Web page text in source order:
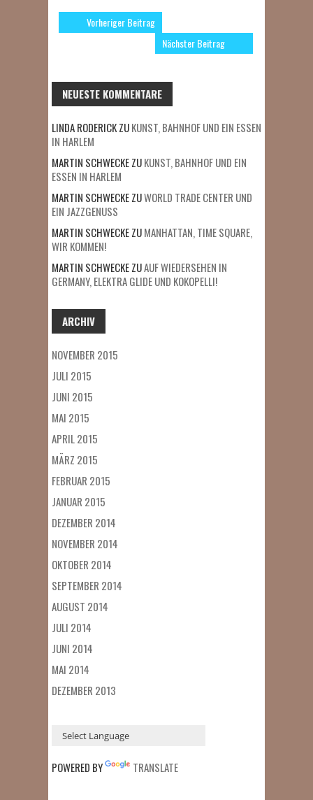
Vorheriger Beitrag
Nächster Beitrag
NEUESTE KOMMENTARE
LINDA RODERICKZUKUNST, BAHNHOF UND EIN ESSEN
IN HARLEM
MARTIN SCHWECKEZUKUNST, BAHNHOF UND EIN
ESSEN IN HARLEM
MARTIN SCHWECKEZUWORLD TRADE CENTER UND
EIN JAZZGENUSS
MARTIN SCHWECKEZUMANHATTAN, TIME SQUARE,
WIR KOMMEN!
MARTIN SCHWECKEZUAUF WIEDERSEHEN IN
GERMANY, ELEKTRA GLIDE UND KOKOPELLI!
ARCHIV
NOVEMBER 2015
JULI 2015
JUNI 2015
MAI 2015
APRIL 2015
MÄRZ 2015
FEBRUAR 2015
JANUAR 2015
DEZEMBER 2014
NOVEMBER 2014
OKTOBER 2014
SEPTEMBER 2014
AUGUST 2014
JULI 2014
JUNI 2014
MAI 2014
DEZEMBER 2013
POWERED BY TRANSLATE